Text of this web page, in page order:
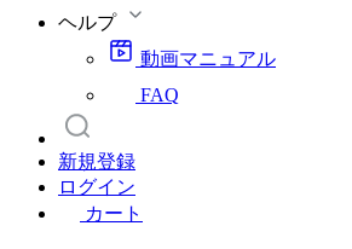
ヘルプ
動画マニュアル
FAQ
新規登録
ログイン
カート